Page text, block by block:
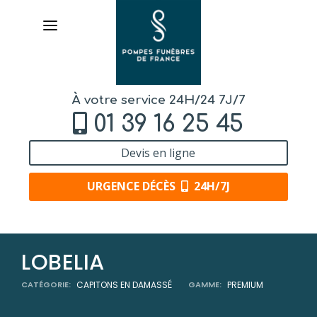
À votre service 24H/24 7J/7
01 39 16 25 45
Devis en ligne
URGENCE DÉCÈS 24H/7J
ORGANISER DES OBSÈQUES
LOBELIA
CATÉGORIE: CAPITONS EN DAMASSÉ GAMME: PREMIUM